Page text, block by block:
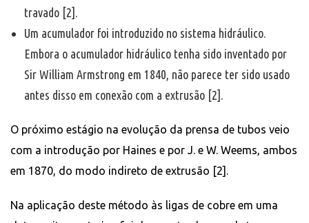
travado [2].
Um acumulador foi introduzido no sistema hidráulico.
Embora o acumulador hidráulico tenha sido inventado por
Sir William Armstrong em 1840, não parece ter sido usado
antes disso em conexão com a extrusão [2].
O próximo estágio na evolução da prensa de tubos veio
com a introdução por Haines e por J. e W. Weems, ambos
em 1870, do modo indireto de extrusão [2].
Na aplicação deste método às ligas de cobre em uma